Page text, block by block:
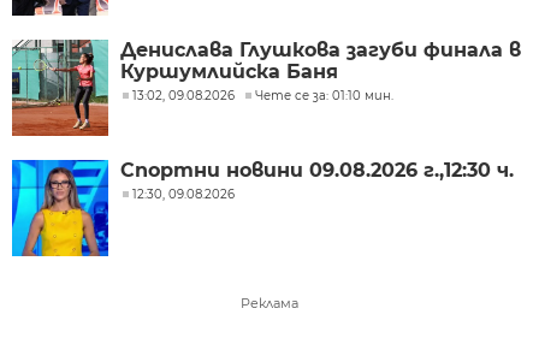
Денислава Глушкова загуби финала в
Куршумлийска Баня
13:02, 09.08.2026 Чете се за: 01:10 мин.
Спортни новини 09.08.2026 г.,12:30 ч.
12:30, 09.08.2026
Реклама